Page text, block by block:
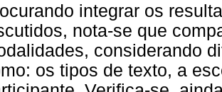
integrar os
nota-se que
considerando
os tipos de texto, a